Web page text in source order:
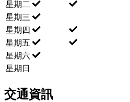
星期二
星期三
星期四
星期五
星期六
星期日
交通資訊